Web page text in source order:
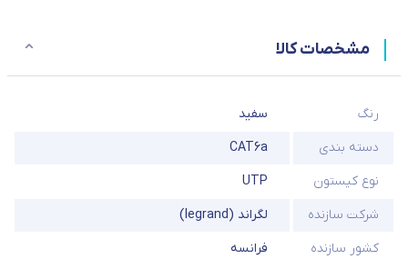
مشخصات کالا
رنگ
سفید
دسته بندی
CAT6a
نوع کیستون
UTP
شرکت سازنده
لگراند (legrand)
کشور سازنده
فرانسه